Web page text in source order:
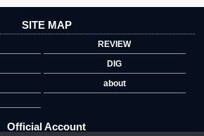
SITE MAP
REVIEW
DIG
about
Official Account